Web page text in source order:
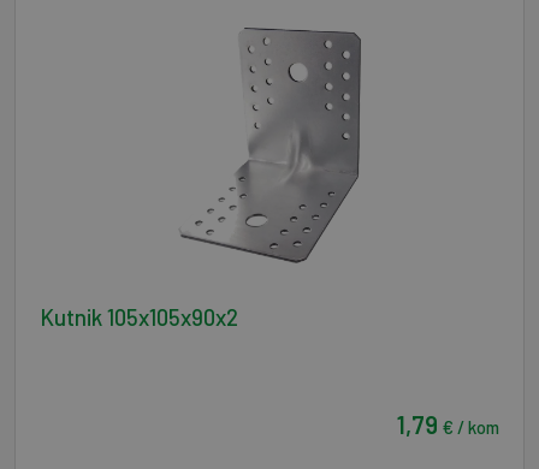
Kutnik 105x105x90x2
1,79 € / kom